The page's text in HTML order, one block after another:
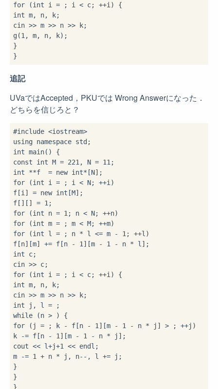
for (int i =
int m, n, k;
cin >> m >> n >> k;
g(1 , m, n, k);
}
追記
UVaではAccepted，PKUでは Wrong Answerになった．
どちらを信じろと？
#include <iostream>
using namespace
int
const
int M = 221 , N = 11
int **f  = new int
for (int i =
; i < N; ++i)
f[i] = new int [M];
f[ ][ ] = 1
for (int n = 1
for (int m =
for (int l = ; n * l <= m - 1 ; ++l)
f[n][m] += f[n - 1 ][m - 1
int c;
for (int i =
int m, n, k;
int j, l =
while (n >
for (j = ; k - f[n - 1 ][m - 1 - n * j] >
; ++j)
k -= f[n - 1 ][m - 1
- n * j];
cout << l+j+1
<< endl;
m -= 1
+ n * j, n--, l += j;
}
}